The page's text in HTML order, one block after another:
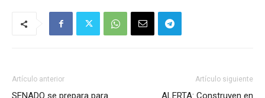
Artículo anterior
SENADO se prepara para
Artículo siguiente
ALERTA: Construyen en